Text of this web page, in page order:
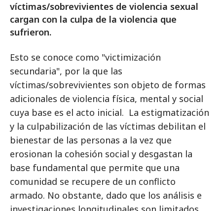
víctimas/sobrevivientes de violencia sexual
cargan con la culpa de la violencia que
sufrieron.
Esto se conoce como "victimización
secundaria", por la que las
víctimas/sobrevivientes son objeto de formas
adicionales de violencia física, mental y social
cuya base es el acto inicial. La estigmatización
y la culpabilización de las víctimas debilitan el
bienestar de las personas a la vez que
erosionan la cohesión social y desgastan la
base fundamental que permite que una
comunidad se recupere de un conflicto
armado. No obstante, dado que los análisis e